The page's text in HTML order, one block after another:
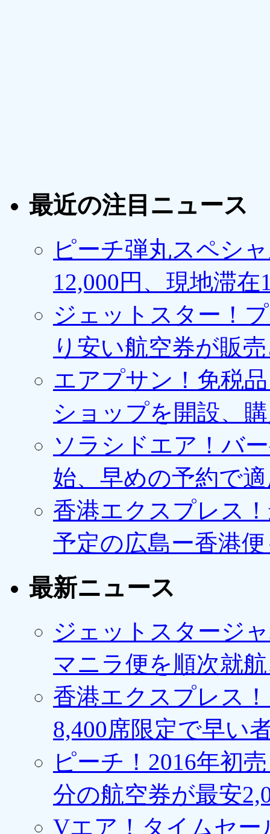
最近の注目ニュース
ピーチ弾丸スペシ
12,000円、現地滞
ジェットスター！
り安い航空券が販
エアプサン！免税
ショップを開設、
ソラシドエア！バ
始、早めの予約で
香港エクスプレス
予定の広島ー香港
最新ニュース
ジェットスタージ
マニラ便を順次就
香港エクスプレス
8,400席限定で早い
ピーチ！2016年初
分の航空券が最安
Vエア！タイムセー